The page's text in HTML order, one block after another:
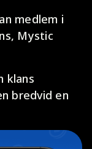
medlem i
Mystic
klans
bredvid en